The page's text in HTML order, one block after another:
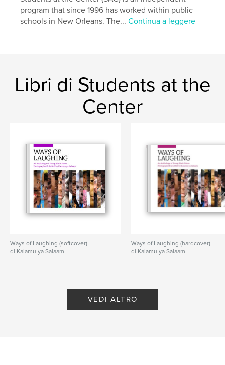
program that since 1996 has worked within public
schools in New Orleans. The...Continua a leggere
Libri di Students at the
Center
Ways of Laughing (softcover)
di Kalamu ya Salaam
Ways of Laughing (hardcover)
di Kalamu ya Salaam
VEDI ALTRO